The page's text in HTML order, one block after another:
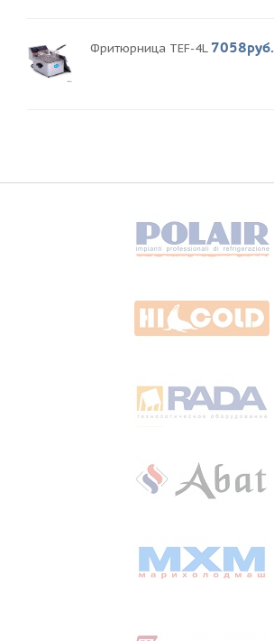
Фритюрница TEF-4L 7058руб.